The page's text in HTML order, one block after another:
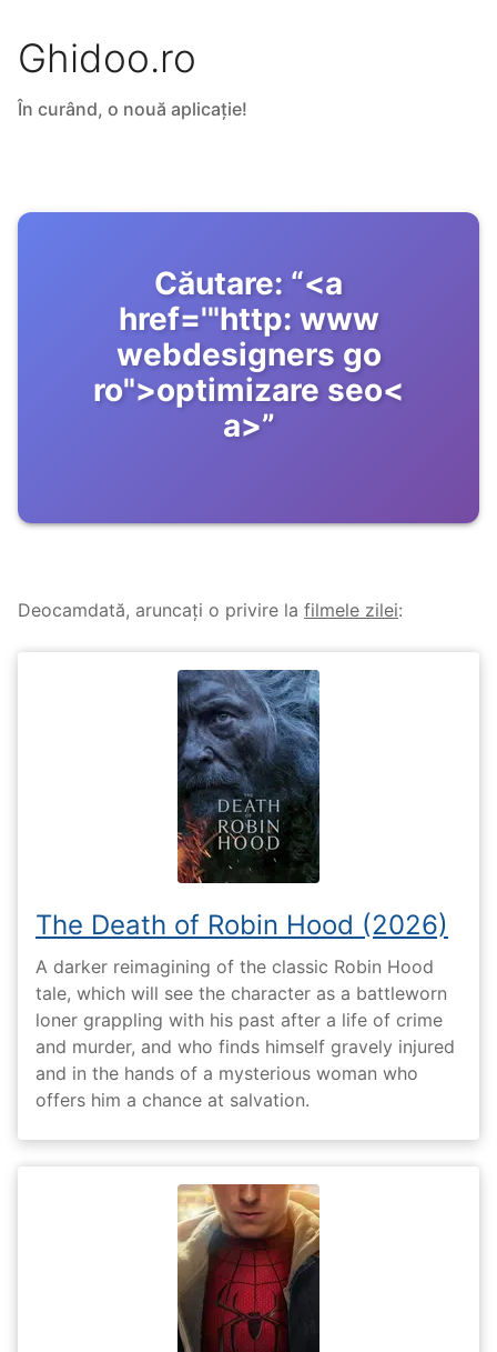
Ghidoo.ro
În curând, o nouă aplicație!
Căutare: “<a
href='"http: www
webdesigners go
ro">optimizare seo<
a>”
Deocamdată, aruncați o privire la filmele zilei:
The Death of Robin Hood (2026)
A darker reimagining of the classic Robin Hood
tale, which will see the character as a battleworn
loner grappling with his past after a life of crime
and murder, and who finds himself gravely injured
and in the hands of a mysterious woman who
offers him a chance at salvation.